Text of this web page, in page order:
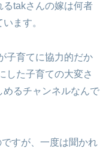
るtakさんの嫁は何者
ます。
子育てに協力的だか
した子育ての大変さ
るチャンネルなんで
すが、一度は聞かれ